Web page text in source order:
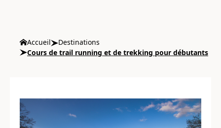
Accueil
Destinations
Cours de trail running et de trekking pour débutants